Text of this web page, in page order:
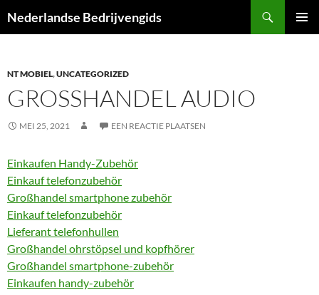
naar
Nederlandse Bedrijvengids
NT MOBIEL,UNCATEGORIZED
GROSSHANDEL AUDIO
MEI 25, 2021 EEN REACTIE PLAATSEN
Einkaufen Handy-Zubehör
Einkauf telefonzubehör
Großhandel smartphone zubehör
Einkauf telefonzubehör
Lieferant telefonhullen
Großhandel ohrstöpsel und kopfhörer
Großhandel smartphone-zubehör
Einkaufen handy-zubehör